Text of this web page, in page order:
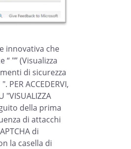
innovativa che
"” (Visualizza
di sicurezza
ACCEDERVI,
"VISUALIZZA
della prima
di attacchi
di
la casella di